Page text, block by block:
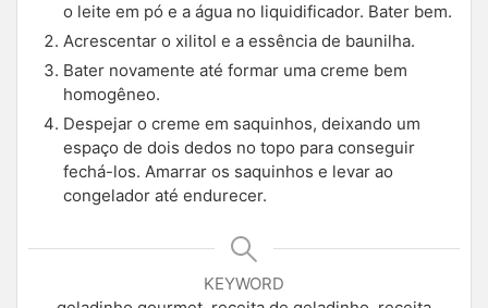
o leite em pó e a água no liquidificador. Bater bem.
Acrescentar o xilitol e a essência de baunilha.
Bater novamente até formar uma creme bem
homogêneo.
Despejar o creme em saquinhos, deixando um
espaço de dois dedos no topo para conseguir
fechá-los. Amarrar os saquinhos e levar ao
congelador até endurecer.
KEYWORD